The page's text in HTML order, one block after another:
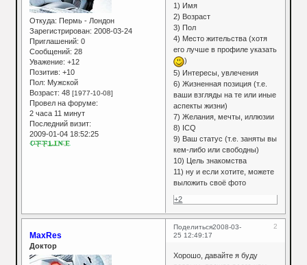
Откуда: Пермь - Лондон
Зарегистрирован: 2008-03-24
Приглашений: 0
Сообщений: 28
Уважение: +12
Позитив: +10
Пол: Мужской
Возраст: 48[1977-10-08]
Провел на форуме:
2 часа 11 минут
Последний визит:
2009-01-04 18:52:25
1) Имя
2) Возраст
3) Пол
4) Место жительства (хотя
его лучше в профиле указать
)
5) Интересы, увлечения
6) Жизненная позиция (т.е.
ваши взгляды на те или иные
аспекты жизни)
7) Желания, мечты, иллюзии
8) ICQ
9) Ваш статус (т.е. заняты вы
кем-либо или свободны)
10) Цель знакомства
11) ну и если хотите, можете
выложить своё фото
+2
Поделиться 2
2008-03-
25 12:49:17
MaxRes
Доктор
Хорошо, давайте я буду